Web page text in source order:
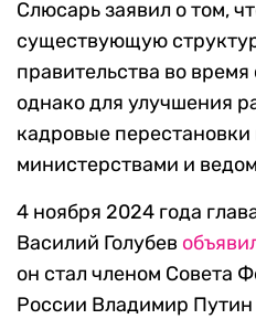
Слюсарь заявил о том,
существующую
правительства во время
однако для улучшения
кадровые
министерствами и
4 ноября 2024 года
Василий Голубев
он стал членом Совета
России Владимир Путин